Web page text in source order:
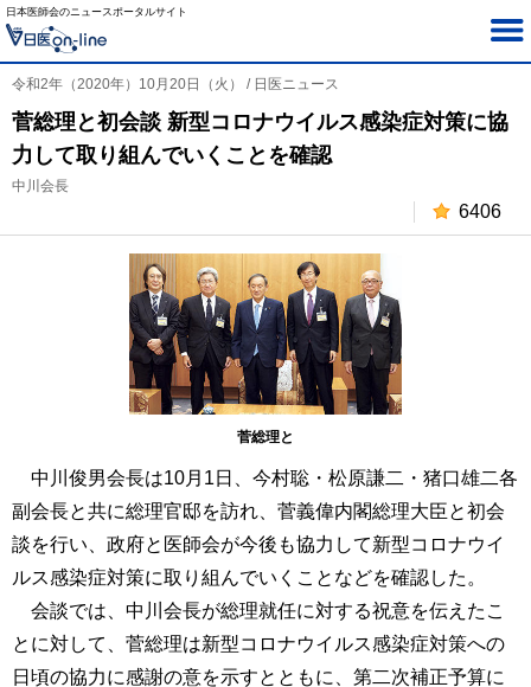
日本医師会のニュースポータルサイト
令和2年（2020年）10月20日（火） / 日医ニュース
菅総理と初会談 新型コロナウイルス感染症対策に協
力して取り組んでいくことを確認
中川会長
6406
菅総理と
中川俊男会長は10月1日、今村聡・松原謙二・猪口雄二各
副会長と共に総理官邸を訪れ、菅義偉内閣総理大臣と初会
談を行い、政府と医師会が今後も協力して新型コロナウイ
ルス感染症対策に取り組んでいくことなどを確認した。
会談では、中川会長が総理就任に対する祝意を伝えたこ
とに対して、菅総理は新型コロナウイルス感染症対策への
日頃の協力に感謝の意を示すとともに、第二次補正予算に